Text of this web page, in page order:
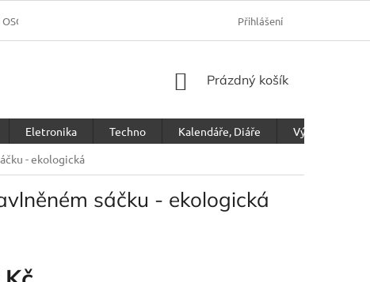
ÚDAJŮ Přihlášení
NÁKUPNÍ
Prázdný košík
Eletronika Techno Kalendáře, Diáře
Výprodej
- ekologická
sáčku - ekologická